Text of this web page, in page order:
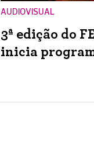
AUDIOVISUAL
3ª edição do
inicia